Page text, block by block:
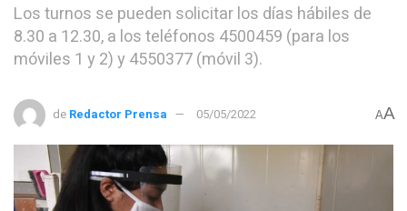
Los turnos se pueden solicitar los días hábiles de
8.30 a 12.30, a los teléfonos 4500459 (para los
móviles 1 y 2) y 4550377 (móvil 3).
de Redactor Prensa 05/05/2022 AA